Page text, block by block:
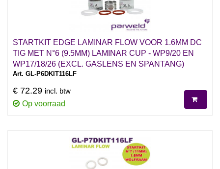
STARTKIT EDGE LAMINAR FLOW VOOR 1.6MM DC
TIG MET N°6 (9.5MM) LAMINAR CUP - WP9/20 EN
WP17/18/26 (EXCL. GASLENS EN SPANTANG)
Art. GL-P6DKIT116LF
€ 72.29 incl. btw
Op voorraad